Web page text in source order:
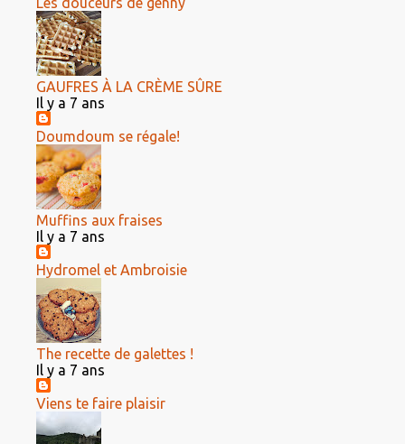
GAUFRES À LA CRÈME SÛRE
Il y a 7 ans
Doumdoum se régale!
Muffins aux fraises
Il y a 7 ans
Hydromel et Ambroisie
The recette de galettes !
Il y a 7 ans
Viens te faire plaisir